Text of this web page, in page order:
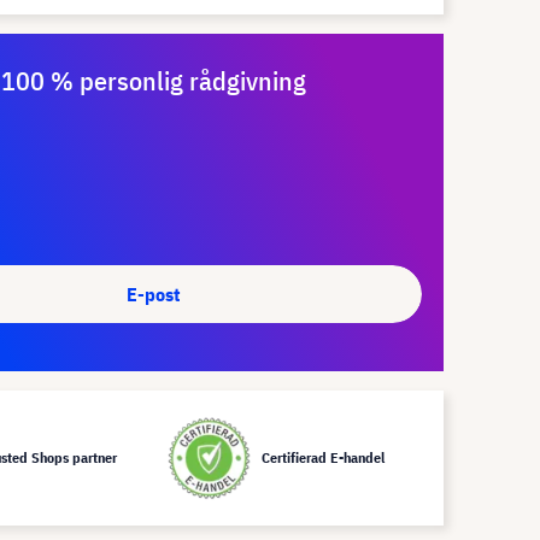
100 % personlig rådgivning
E-post
Shops partner Certifierad E-handel